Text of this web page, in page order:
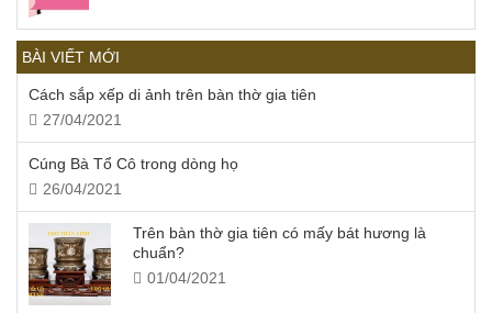
BÀI VIẾT MỚI
Cách sắp xếp di ảnh trên bàn thờ gia tiên
27/04/2021
Cúng Bà Tổ Cô trong dòng họ
26/04/2021
Trên bàn thờ gia tiên có mấy bát hương là
chuẩn?
01/04/2021